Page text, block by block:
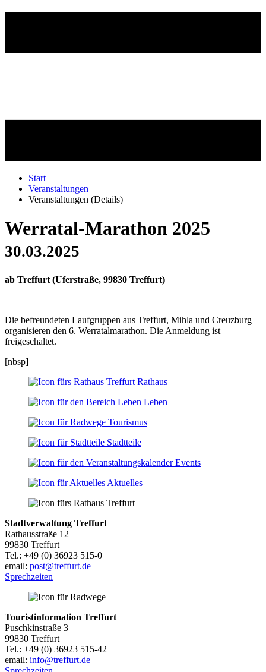
Start
Veranstaltungen
Veranstaltungen (Details)
Werratal-Marathon 2025
30.03.2025
ab Treffurt (Uferstraße, 99830 Treffurt)
Die befreundeten Laufgruppen aus Treffurt, Mihla und Creuzburg
organisieren den 6. Werratalmarathon. Die Anmeldung ist
freigeschaltet.
[nbsp]
Rathaus
Leben
Tourismus
Stadtteile
Events
Aktuelles
Stadtverwaltung Treffurt
Rathausstraße 12
99830 Treffurt
Tel.: +49 (0) 36923 515-0
email: post@treffurt.de
Sprechzeiten
Touristinformation Treffurt
Puschkinstraße 3
99830 Treffurt
Tel.: +49 (0) 36923 515-42
email: info@treffurt.de